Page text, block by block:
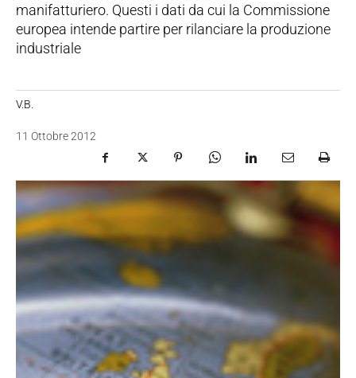
manifatturiero. Questi i dati da cui la Commissione
europea intende partire per rilanciare la produzione
industriale
V.B.
11 Ottobre 2012